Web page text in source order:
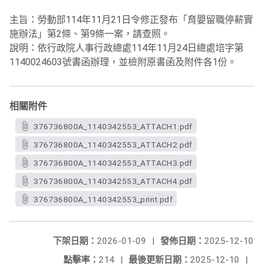
主旨：勞動部114年11月21日令修正發布「育嬰留職停薪實
施辦法」第2條、第9條一案，請查照。
說明：依行政院人事行政總處114年11月24日總處培字第
1140024603號書函辦理，並檢附原書函及附件各1份。
相關附件
376736800A_1140342553_ATTACH1.pdf
376736800A_1140342553_ATTACH2.pdf
376736800A_1140342553_ATTACH3.pdf
376736800A_1140342553_ATTACH4.pdf
376736800A_1140342553_print.pdf
發佈日期： 2025-12-10
下架日期： 2026-01-09
|
最後更新日期： 2025-12-10 |
點擊率： 214 |